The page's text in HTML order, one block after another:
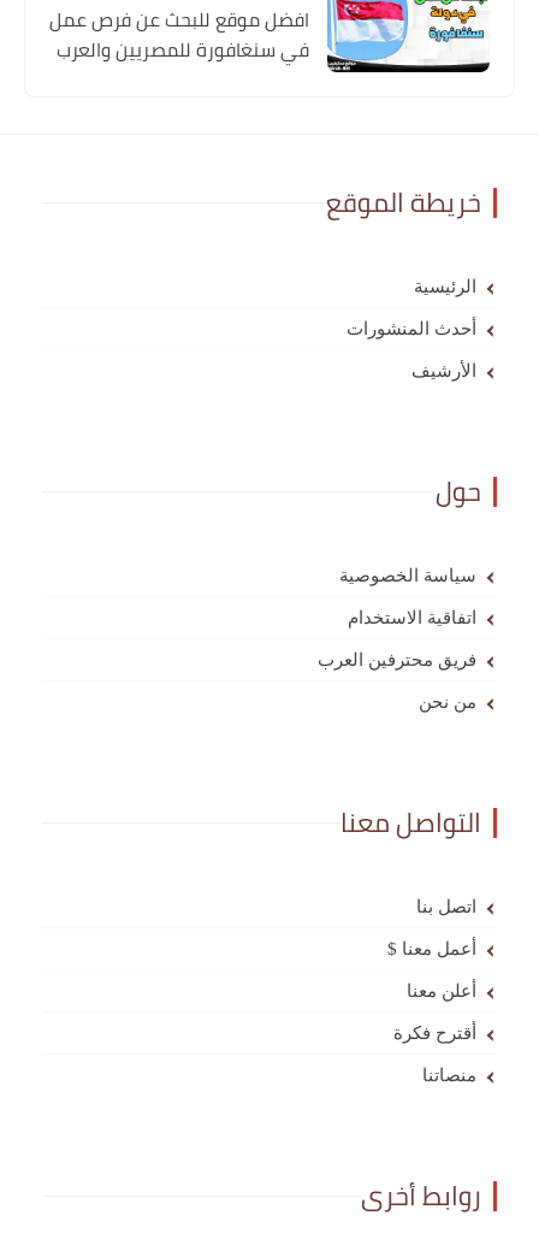
افضل موقع للبحث عن فرص عمل
في سنغافورة للمصريين والعرب
خريطة الموقع
الرئيسية
أحدث المنشورات
الأرشيف
حول
سياسة الخصوصية
اتفاقية الاستخدام
فريق محترفين العرب
من نحن
التواصل معنا
اتصل بنا
أعمل معنا $
أعلن معنا
أقترح فكرة
منصاتنا
روابط أخرى